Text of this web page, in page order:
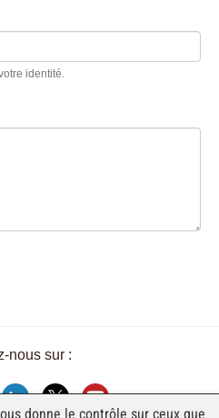
identité.
nous sur :
donne le contrôle sur ceux que